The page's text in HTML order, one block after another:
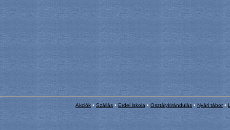
Akciók • Szállás • Erdei iskola • Osztálykirándulás • Nyári tábor•